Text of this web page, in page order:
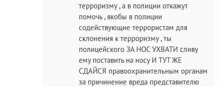
терроризму , а в полиции откажут
помочь , якобы в полиции
содействующие террористам для
склонения к терроризму , ты
полицейского ЗА НОС УХВАТИ сливу
ему поставить на носу И ТУТ ЖЕ
СДАЙСЯ правоохранительным органам
за причинение вреда представителю